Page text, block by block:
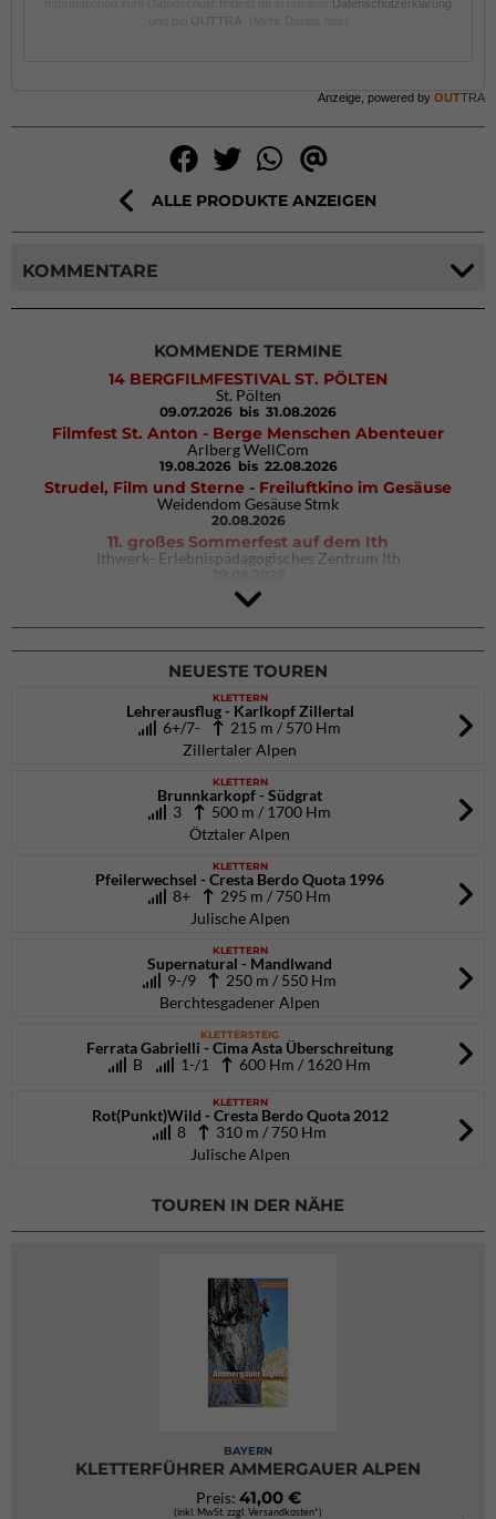
Datenschutzerklärung
Anzeige, powered by OUTTRA
ALLE PRODUKTE ANZEIGEN
KOMMENTARE
KOMMENDE TERMINE
14 BERGFILMFESTIVAL ST. PÖLTEN
St. Pölten
09.07.2026 bis 31.08.2026
Filmfest St. Anton - Berge Menschen Abenteuer
Arlberg WellCom
19.08.2026 bis 22.08.2026
Strudel, Film und Sterne - Freiluftkino im Gesäuse
Weidendom Gesäuse Stmk
20.08.2026
11. großes Sommerfest auf dem Ith
Ithwerk- Erlebnispädagogisches Zentrum Ith
4Blocs KIDS 2026
DAV Kletter- & Boulderzentrum München Süd (Thalkirchen)
26.09.2026
NEUESTE TOUREN
KLETTERN
Lehrerausflug - Karlkopf Zillertal
6+/7-
215 m / 570 Hm
Zillertaler Alpen
KLETTERN
Brunnkarkopf - Südgrat
3
500 m / 1700 Hm
Ötztaler Alpen
KLETTERN
Pfeilerwechsel - Cresta Berdo Quota 1996
8+
295 m / 750 Hm
Julische Alpen
KLETTERN
Supernatural - Mandlwand
9-/9
250 m / 550 Hm
Berchtesgadener Alpen
KLETTERSTEIG
Ferrata Gabrielli - Cima Asta Überschreitung
B
1-/1 600 Hm / 1620 Hm
KLETTERN
Rot(Punkt)Wild - Cresta Berdo Quota 2012
8
310 m / 750 Hm
Julische Alpen
TOUREN IN DER NÄHE
BAYERN
KLETTERFÜHRER AMMERGAUER ALPEN
Preis: 41,00 €
(inkl. MwSt. zzgl. Versandkosten*)